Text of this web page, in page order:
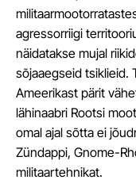
agressorriigi
näidatakse mujal
sõjaaegseid tsiklieid.
Ameerikast pärit
lähinaabri Rootsi
omal ajal sõtta ei
Zündappi, Gnome-
militaartehnikat.